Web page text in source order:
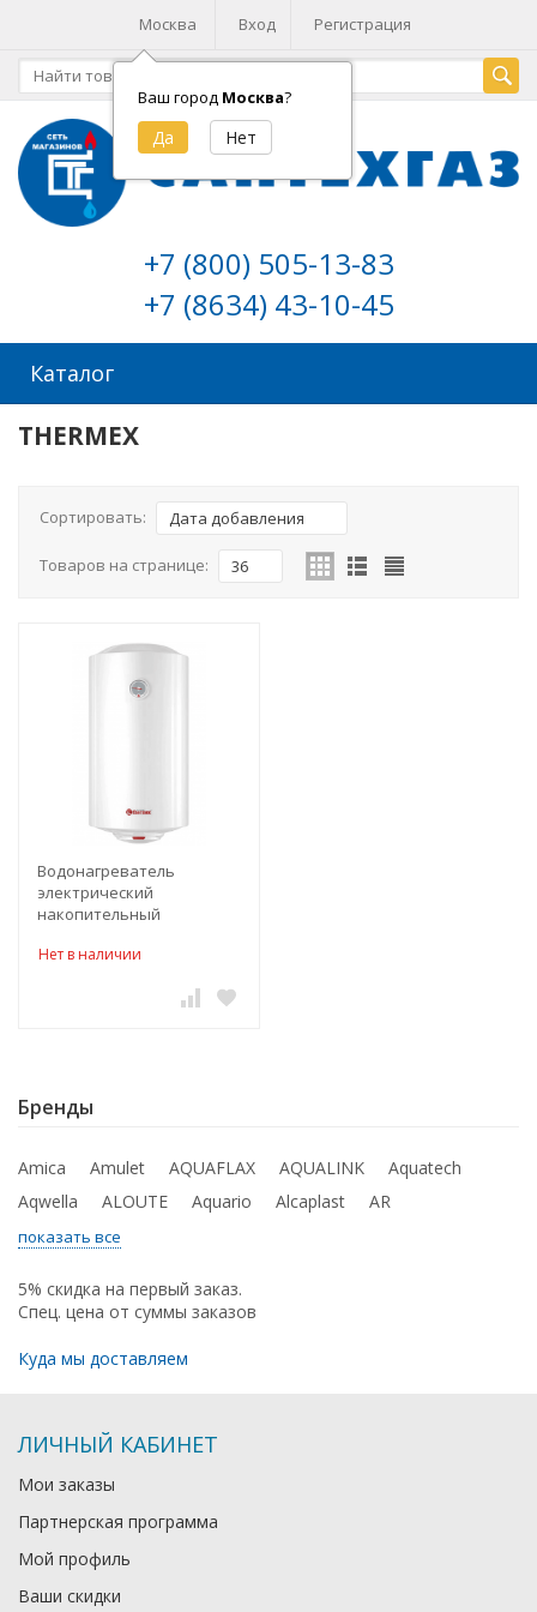
Москва
Ваш город Москва?
Вход Регистрация
+7 (800) 505-13-83
+7 (8634) 43-10-45
Каталог
THERMEX
Сортировать: Дата добавления
Товаров на странице: 36
Водонагреватель
электрический
накопительный
Нет в наличии
Бренды
Amica Amulet AQUAFLAX AQUALINK
Aquatech
Aqwella
ALOUTE Aquario Alcaplast AR
показать все
5% скидка на первый заказ.
Спец. цена от суммы заказов
Куда мы доставляем
ЛИЧНЫЙ КАБИНЕТ
Мои заказы
Партнерская программа
Мой профиль
Ваши скидки